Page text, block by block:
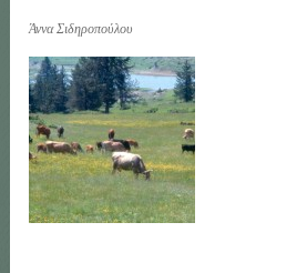
Άννα Σιδηροπούλου